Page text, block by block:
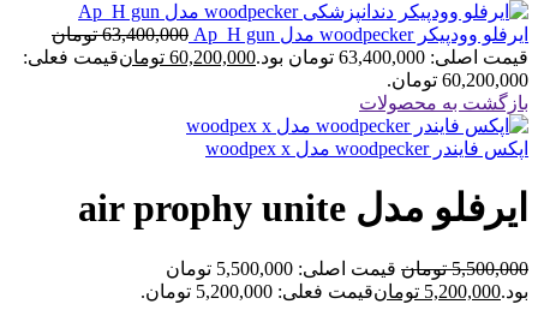
ایرفلو وودپیکر woodpecker مدل Ap_H gun 63,400,000 تومان
قیمت اصلی: 63,400,000 تومان بود.
60,200,000 تومانقیمت فعلی:
60,200,000 تومان.
بازگشت به محصولات
اپکس فایندر woodpecker مدل woodpex x
ایرفلو مدل air prophy unite
5,500,000 تومان
قیمت اصلی: 5,500,000 تومان
بود.5,200,000 تومانقیمت فعلی: 5,200,000 تومان.